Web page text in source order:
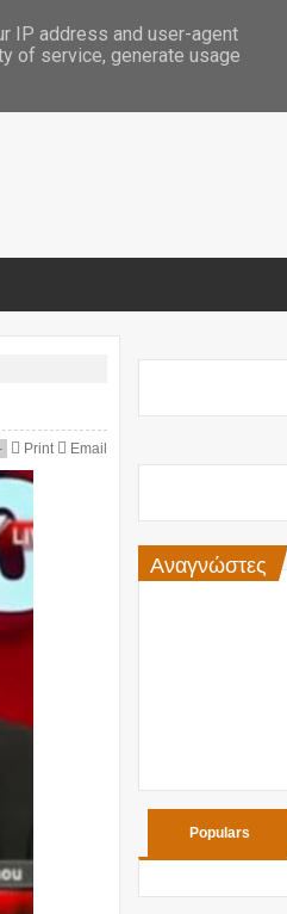
Print Email
Αναγνώστες
Populars
IP address and user-agent
of service, generate usage